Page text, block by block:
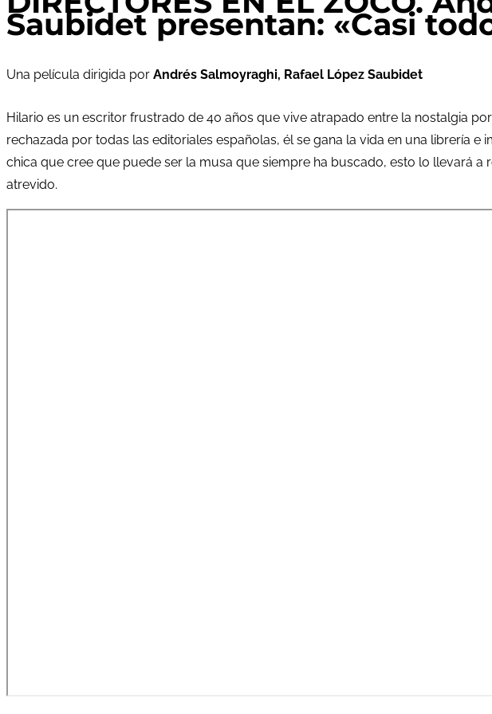
Saubidet presentan: «Casi
Una película dirigida por Andrés Salmoyraghi, Rafael López Saubidet
Hilario es un escritor frustrado de 40 años que vive atrapado entre la nostalgia
rechazada por todas las editoriales españolas, él se gana la vida en una librería
chica que cree que puede ser la musa que siempre ha buscado, esto lo llevará
atrevido.